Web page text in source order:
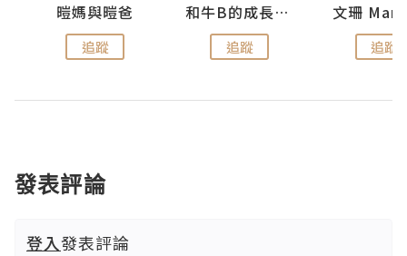
暟媽與暟爸
追蹤
和牛B的成長日記
追蹤
文珊
追蹤
發表評論
登入發表評論